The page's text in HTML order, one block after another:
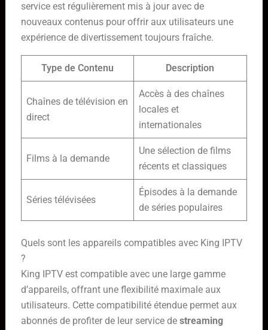
service est régulièrement mis à jour avec de
nouveaux contenus pour offrir aux utilisateurs une
expérience de divertissement toujours fraîche.
Type de Contenu Description
Chaînes de télévision en
direct
Accès à des chaînes
locales et
internationales
Films à la demande
Une sélection de films
récents et classiques
Séries télévisées
Épisodes à la demande
de séries populaires
Quels sont les appareils compatibles avec King IPTV
?
King IPTV est compatible avec une large gamme
d’appareils, offrant une flexibilité maximale aux
utilisateurs. Cette compatibilité étendue permet aux
abonnés de profiter de leur service de streaming